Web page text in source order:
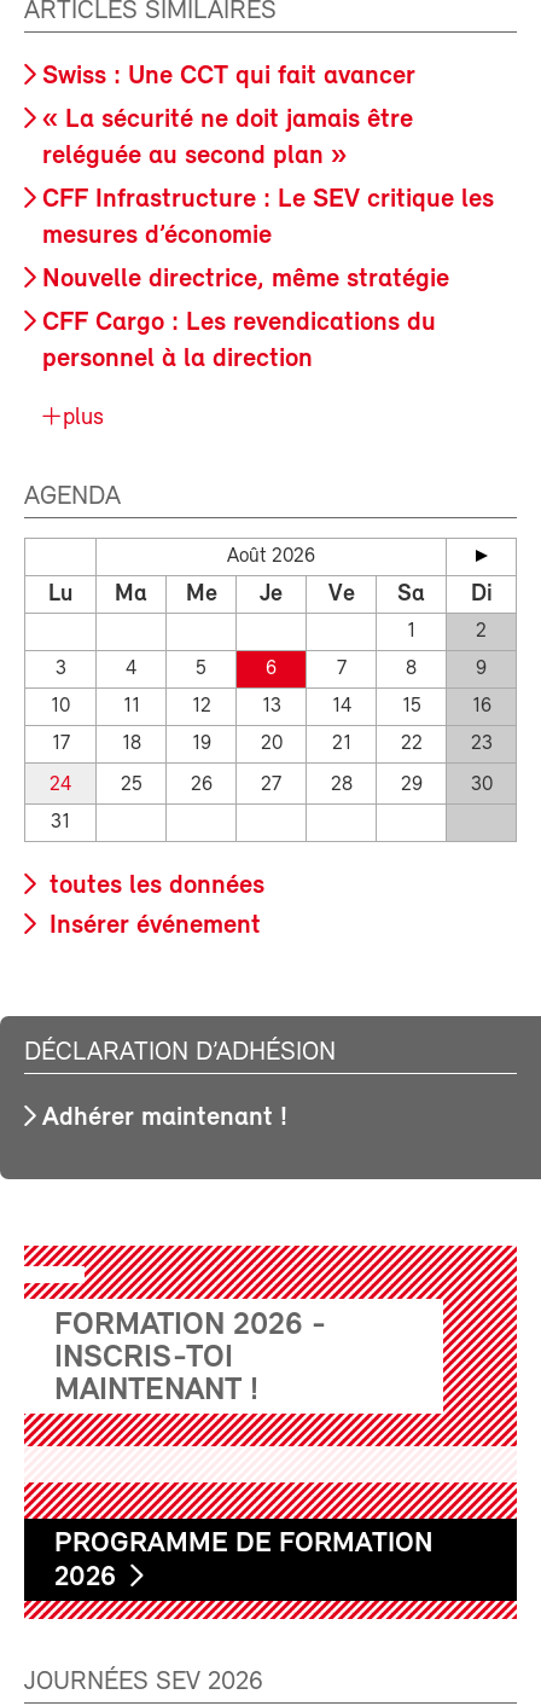
ARTICLES SIMILAIRES
Swiss : Une CCT qui fait avancer
« La sécurité ne doit jamais être
reléguée au second plan »
CFF Infrastructure : Le SEV critique les
mesures d’économie
Nouvelle directrice, même stratégie
CFF Cargo : Les revendications du
personnel à la direction
plus
AGENDA
Août 2026
Lu Ma Me Je Ve Sa Di
1
2
3
4 5 6 7 8
9
10
11 12 13 14 15
16
17
18 19 20 21 22
23
24
25 26 27 28 29
30
31
toutes les données
Insérer événement
DÉCLARATION D’ADHÉSION
Adhérer maintenant !
FORMATION 2026 -
INSCRIS-TOI
MAINTENANT !
PROGRAMME DE FORMATION
2026
JOURNÉES SEV 2026